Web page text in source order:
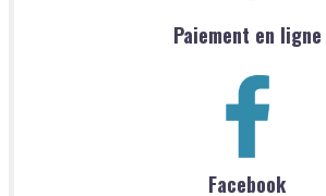
Paiement en ligne
Facebook